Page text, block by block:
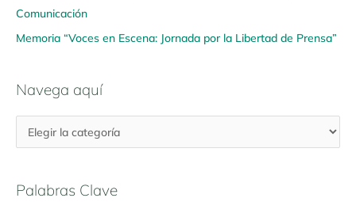
Comunicación
Memoria “Voces en Escena: Jornada por la Libertad de Prensa”
Navega aquí
Palabras Clave